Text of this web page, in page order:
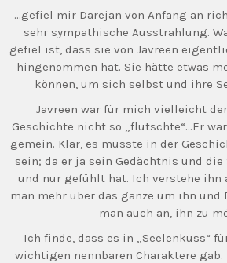
…gefiel mir Darejan von Anfang an
sehr sympathische Ausstrahlung.
gefiel ist, dass sie von Javreen
hingenommen hat. Sie hätte etwas
können, um sich selbst und ihre
Javreen war für mich vielleicht
Geschichte nicht so „flutschte“…Er
gemein. Klar, es musste in der
sein; da er ja sein Gedächtnis und
und nur gefühlt hat. Ich verstehe ihn
man mehr über das ganze um ihn und
man auch an, ihn zu
Ich finde, dass es in „Seelenkuss“
wichtigen nennbaren Charaktere gab.